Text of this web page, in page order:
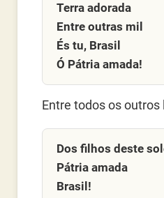
Terra adorada
Entre outras mil
És tu, Brasil
Ó Pátria amada!
Entre todos os
Dos filhos deste
Pátria amada
Brasil!